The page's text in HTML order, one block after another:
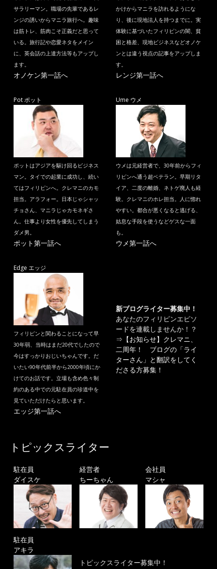
サラリーマン。職場の先輩であるレ
ンジの誘いからマニラ旅行へ。趣味
は筋トレ、筋肉こそ正義だと思って
いる。旅行記や恋愛ネタをメイン
に、英会話の上達方法等もアップし
ます。
オノケン第一話へ
かけからマニラを訪れるようにな
り、後に現地法人を持つまでに。実
体験に基づいたフィリピンの闇、貧
困と格差、現地ビジネスなどオノケ
ンとは違う視点の記事をアップしま
す。
レンジ第一話へ
Pot ポット
ポットはアジアを駆け回るビジネス
マン。タイでの起業に成功し、続い
てはフィリピンへ。クレマニのカモ
担当。アラフォー。日本じゃシャッ
チョさん、マニラじゃカモネギさ
ん。仕事より女性を優先してしまう
ダメ男。
ポット第一話へ
Ume ウメ
ウメは元経営者で、30年前からフィ
リピンへ通う超ベテラン。早期リタ
イア、二度の離婚、ネトゲ廃人も経
験。クレマニのホレ担当。人に惚れ
やすい。都合が悪くなると逃げる、
姑息な手段を使うなどゲスな一面
も。
ウメ第一話へ
Edge エッジ
フィリピンと関わることになって早
30年弱、当時はまだ20代でしたので
今はすっかりおじいちゃんです。だ
いたい90年代前半から2000年頃にか
けてのお話です。立場も含め色々制
約のある中での元駐在員の珍道中を
見ていただけたらと思います。
エッジ第一話へ
新ブログライター募集中！
あなたのフィリピンエピソ
ードを連載しませんか！？
⇒ 【お知らせ】クレマニ、
二周年！ ブログの「ライ
ターさん」と翻訳をしてく
ださる方募集！
トピックスライター
駐在員
ダイスケ
経営者
ちーちゃん
会社員
マシャ
駐在員
アキラ
トピックスライター募集中！